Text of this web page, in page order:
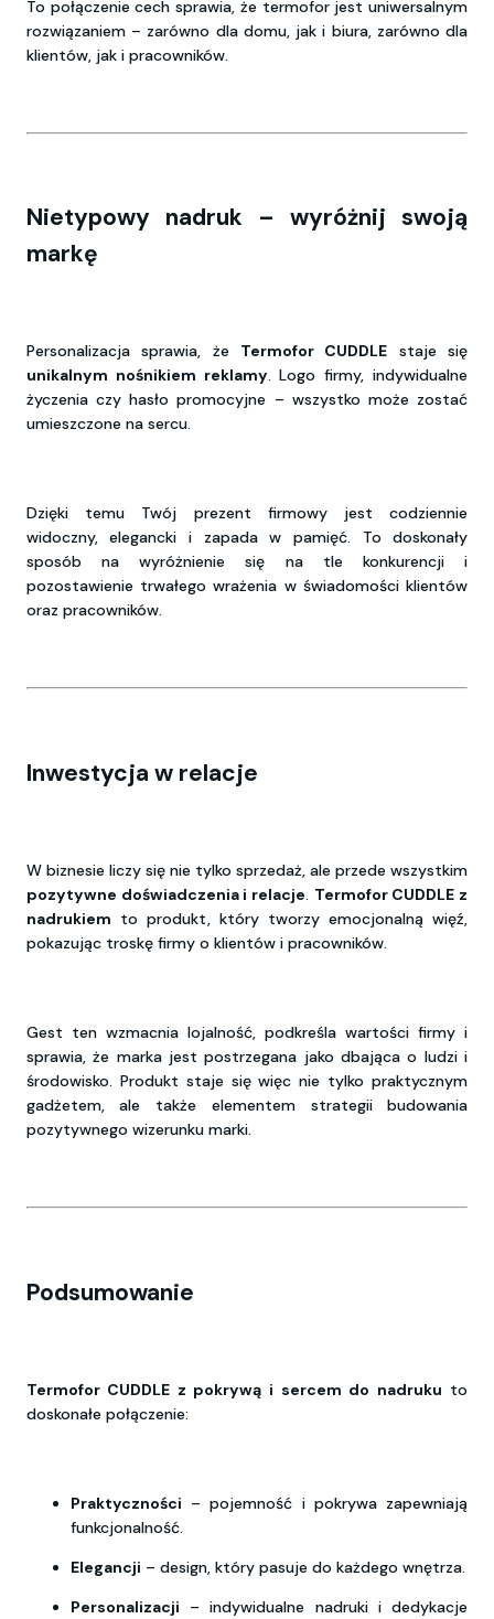
To połączenie cech sprawia, że termofor jest uniwersalnym
rozwiązaniem – zarówno dla domu, jak i biura, zarówno dla
klientów, jak i pracowników.
Nietypowy nadruk – wyróżnij swoją
markę
Personalizacja sprawia, że Termofor CUDDLE staje się
unikalnym nośnikiem reklamy. Logo firmy, indywidualne
życzenia czy hasło promocyjne – wszystko może zostać
umieszczone na sercu.
Dzięki temu Twój prezent firmowy jest codziennie
widoczny, elegancki i zapada w pamięć. To doskonały
sposób na wyróżnienie się na tle konkurencji i
pozostawienie trwałego wrażenia w świadomości klientów
oraz pracowników.
Inwestycja w relacje
W biznesie liczy się nie tylko sprzedaż, ale przede wszystkim
pozytywne doświadczenia i relacje. Termofor CUDDLE z
nadrukiem to produkt, który tworzy emocjonalną więź,
pokazując troskę firmy o klientów i pracowników.
Gest ten wzmacnia lojalność, podkreśla wartości firmy i
sprawia, że marka jest postrzegana jako dbająca o ludzi i
środowisko. Produkt staje się więc nie tylko praktycznym
gadżetem, ale także elementem strategii budowania
pozytywnego wizerunku marki.
Podsumowanie
Termofor CUDDLE z pokrywą i sercem do nadruku to
doskonałe połączenie:
Praktyczności – pojemność i pokrywa zapewniają
funkcjonalność.
Elegancji – design, który pasuje do każdego wnętrza.
Personalizacji – indywidualne nadruki i dedykacje